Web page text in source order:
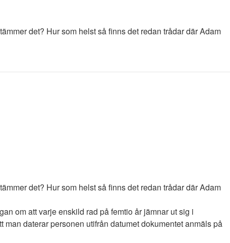
det? Hur som helst så finns det redan trådar där Adam
det? Hur som helst så finns det redan trådar där Adam
om att varje enskild rad på femtio år jämnar ut sig i
daterar personen utifrån datumet dokumentet anmäls på